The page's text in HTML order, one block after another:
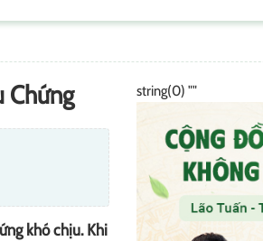
Chứng
khó chịu. Khi
string(0) ""